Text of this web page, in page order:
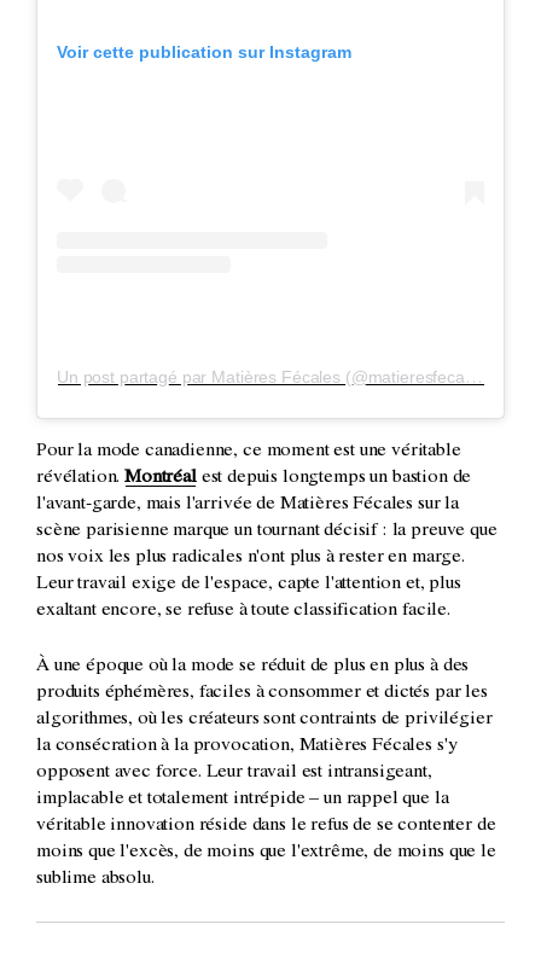
Voir cette publication sur Instagram
Un post partagé par Matières Fécales (@matieresfecalesparis)
Pour la mode canadienne, ce moment est une véritable
révélation.Montréalest depuis longtemps un bastion de
l'avant-garde, mais l'arrivée de Matières Fécales sur la
scène parisienne marque un tournant décisif : la preuve que
nos voix les plus radicales n'ont plus à rester en marge.
Leur travail exige de l'espace, capte l'attention et, plus
exaltant encore, se refuse à toute classification facile.
À une époque où la mode se réduit de plus en plus à des
produits éphémères, faciles à consommer et dictés par les
algorithmes, où les créateurs sont contraints de privilégier
la consécration à la provocation, Matières Fécales s'y
opposent avec force. Leur travail est intransigeant,
implacable et totalement intrépide – un rappel que la
véritable innovation réside dans le refus de se contenter de
moins que l'excès, de moins que l'extrême, de moins que le
sublime absolu.